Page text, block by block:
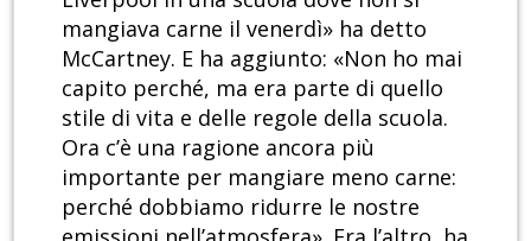
mangiava carne il venerdì» ha detto
McCartney. E ha aggiunto: «Non ho mai
capito perché, ma era parte di quello
stile di vita e delle regole della scuola.
Ora c’è una ragione ancora più
importante per mangiare meno carne:
perché dobbiamo ridurre le nostre